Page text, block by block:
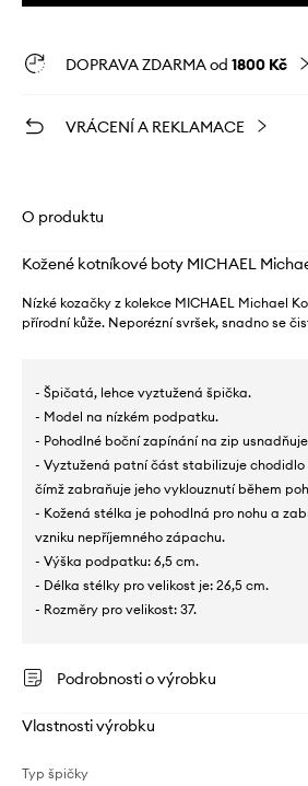
DOPRAVA ZDARMA od 1800 Kč
VRÁCENÍ A REKLAMACE
O produktu
Kožené kotníkové boty MICHAEL
Nízké kozačky z kolekce MICHAEL Michael
přírodní kůže. Neporézní svršek, snadno se
- Špičatá, lehce vyztužená špička.
- Model na nízkém podpatku.
- Pohodlné boční zapínání na zip
- Vyztužená patní část stabilizuje chodidlo
čímž zabraňuje jeho vyklouznutí během
- Kožená stélka je pohodlná pro nohu a
vzniku nepříjemného zápachu.
- Výška podpatku: 6,5 cm.
- Délka stélky pro velikost je: 26,5 cm.
- Rozměry pro velikost: 37.
Podrobnosti o výrobku
Vlastnosti výrobku
Typ špičky